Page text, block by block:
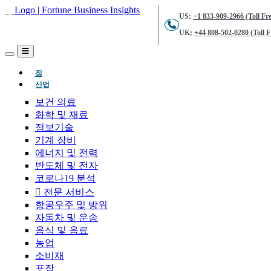
US: +1 833-909-2966 (Toll
UK: +44 808-502-0280 (Toll
집(현재의)
산업
보건 의료
화학 및 재료
정보기술
기계 장비
에너지 및 전력
반도체 및 전자
코로나19 분석
전문 서비스
항공우주 및 방위
자동차 및 운송
음식 및 음료
농업
소비재
포장